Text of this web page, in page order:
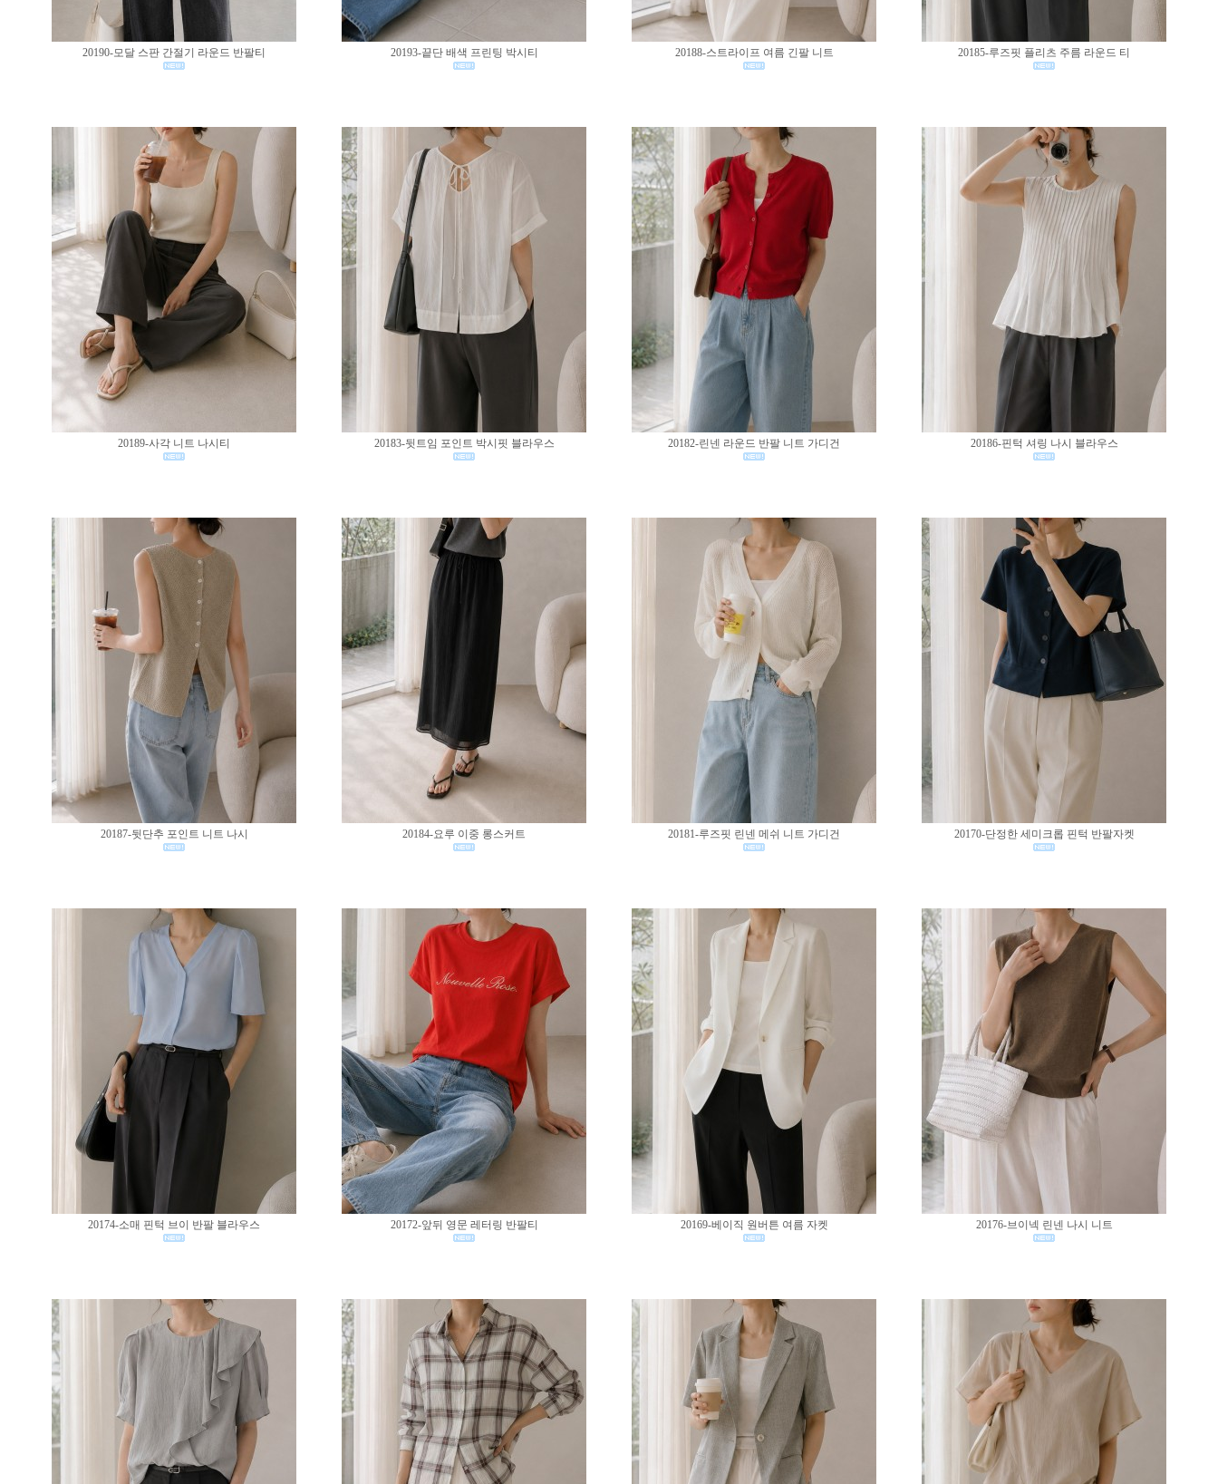
20190-모달 스판 간절기 라운드 반팔티 20193-끝단 배색 프린팅 박시티 20188-스트라이프 여름 긴팔 니트 20185-루즈핏 플리츠 주름 라운드 티
20189-사각 니트 나시티 20183-뒷트임 포인트 박시핏 블라우스 20182-린넨 라운드 반팔 니트 가디건 20186-핀턱 셔링 나시 블라우스
20187-뒷단추 포인트 니트 나시 20184-요루 이중 롱스커트 20181-루즈핏 린넨 메쉬 니트 가디건 20170-단정한 세미크롭 핀턱 반팔자켓
20174-소매 핀턱 브이 반팔 블라우스 20172-앞뒤 영문 레터링 반팔티 20169-베이직 원버튼 여름 자켓 20176-브이넥 린넨 나시 니트